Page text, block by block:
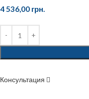
4 536,00 грн.
Консультация